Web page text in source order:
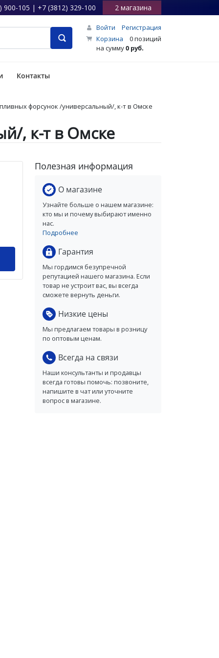
900-105 | +7 (3812) 329-100 2 магазина
Войти
Регистрация
Корзина
0 позиций
на сумму0 руб.
Контакты
форсунок /универсальный/, к-т в Омске
, к-т в Омске
Полезная информация
О магазине
Узнайте больше о нашем магазине:
кто мы и почему выбирают именно
нас.
Подробнее
Гарантия
Мы гордимся безупречной
репутацией нашего магазина. Если
товар не устроит вас, вы всегда
сможете вернуть деньги.
Низкие цены
Мы предлагаем товары в розницу
по оптовым ценам.
Всегда на связи
Наши консультанты и продавцы
всегда готовы помочь: позвоните,
напишите в чат или уточните
вопрос в магазине.